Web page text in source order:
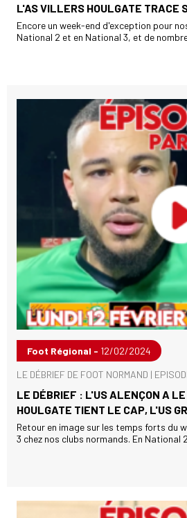
L'AS VILLERS HOULGATE TRACE
Encore un week-end d'exception pour
National 2 et en National 3, et de
Foot Régional - 12/02/2024
LE DÉBRIEF DE FOOT NORMAND |
LE DÉBRIEF : L'US ALENÇON A
HOULGATE TIENT LE CAP, L'US
Retour en image sur les temps forts du
3 chez nos clubs normands. En National